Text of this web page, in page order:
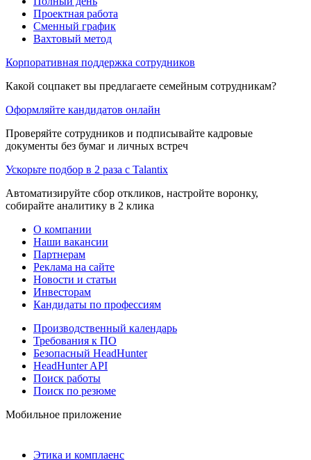
Проектная работа
Сменный график
Вахтовый метод
Корпоративная поддержка сотрудников
Какой соцпакет вы предлагаете семейным сотрудникам?
Оформляйте кандидатов онлайн
Проверяйте сотрудников и подписывайте кадровые
документы без бумаг и личных встреч
Ускорьте подбор в 2 раза с Talantix
Автоматизируйте сбор откликов, настройте воронку,
собирайте аналитику в 2 клика
О компании
Наши вакансии
Партнерам
Реклама на сайте
Новости и статьи
Инвесторам
Кандидаты по профессиям
Производственный календарь
Требования к ПО
Безопасный HeadHunter
HeadHunter API
Поиск работы
Поиск по резюме
Мобильное приложение
Этика и комплаенс